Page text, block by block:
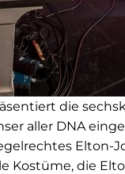
die
aller DNA
Elton-
Kostüme, die